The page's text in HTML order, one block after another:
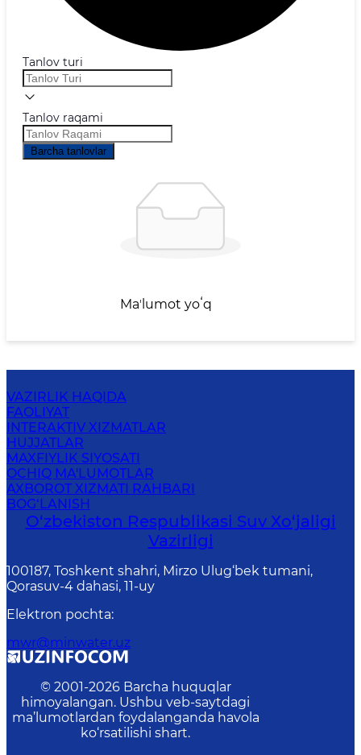
Tanlov turi
Tanlov raqami
Barcha tanlovlar
Maʼlumot yoʻq
VAZIRLIK HAQIDA
FAOLIYAT
INTERAKTIV XIZMATLAR
HUJJATLAR
MAXFIYLIK SIYOSATI
OCHIQ MA'LUMOTLAR
AXBOROT XIZMATI RAHBARI
BOG‘LANISH
O‘zbekiston Respublikasi Suv Хo‘jaligi
Vazirligi
100187, Toshkent shahri, Mirzo Ulug‘bek tumani,
Qorasuv-4 dahasi, 11-uy
Elektron pochta:
mwr@minwater.uz
© 2001-2026 Barcha huquqlar
himoyalangan. Ushbu veb-saytdagi
ma’lumotlardan foydalanganda havola
ko‘rsatilishi shart.